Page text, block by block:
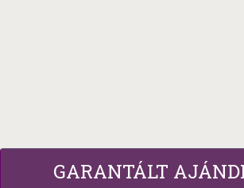
GARANTÁLT